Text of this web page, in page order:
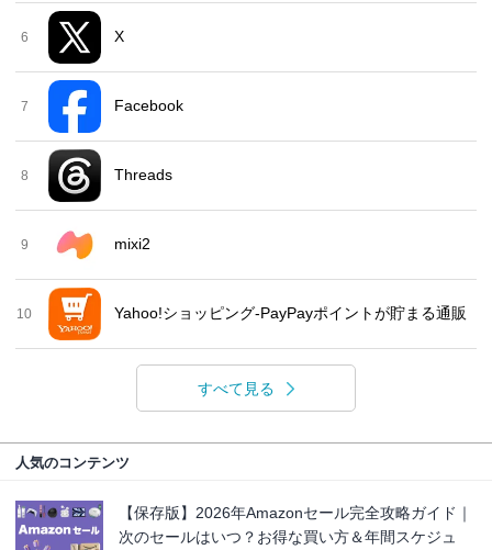
6 X
7 Facebook
8 Threads
9 mixi2
10 Yahoo!ショッピング-PayPayポイントが貯まる通販
すべて見る
人気のコンテンツ
【保存版】2026年Amazonセール完全攻略ガイド｜
次のセールはいつ？お得な買い方＆年間スケジュ